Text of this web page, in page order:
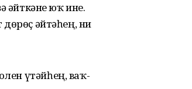
әйткәне юҡ ине.
әйтәһең, ни
үтәйһең, ваҡ-